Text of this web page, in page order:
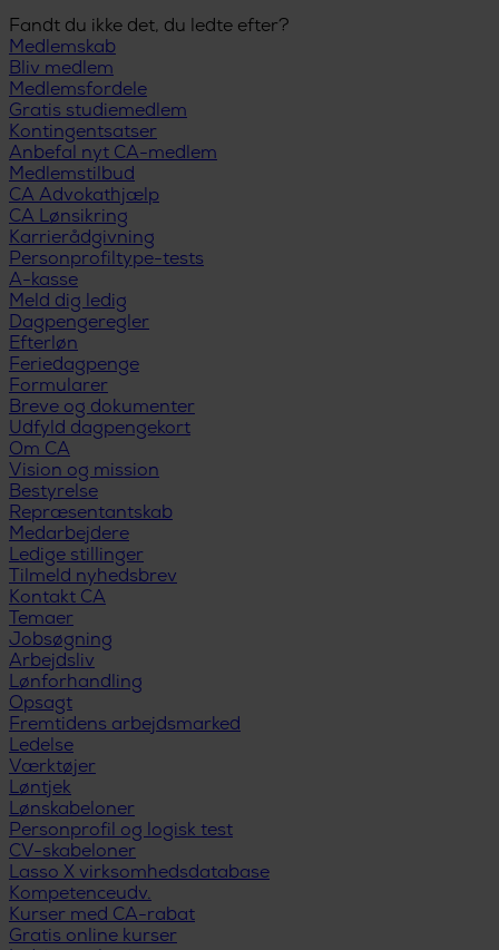
Fandt du ikke det, du ledte efter?
Medlemskab
Bliv medlem
Medlemsfordele
Gratis studiemedlem
Kontingentsatser
Anbefal nyt CA-medlem
Medlemstilbud
CA Advokathjælp
CA Lønsikring
Karrierådgivning
Personprofiltype-tests
A-kasse
Meld dig ledig
Dagpengeregler
Efterløn
Feriedagpenge
Formularer
Breve og dokumenter
Udfyld dagpengekort
Om CA
Vision og mission
Bestyrelse
Repræsentantskab
Medarbejdere
Ledige stillinger
Tilmeld nyhedsbrev
Kontakt CA
Temaer
Jobsøgning
Arbejdsliv
Lønforhandling
Opsagt
Fremtidens arbejdsmarked
Ledelse
Værktøjer
Løntjek
Lønskabeloner
Personprofil og logisk test
CV-skabeloner
Lasso X virksomhedsdatabase
Kompetenceudv.
Kurser med CA-rabat
Gratis online kurser